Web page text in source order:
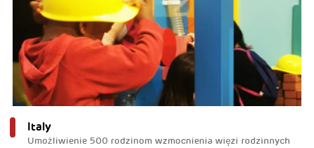
Italy
Umożliwienie 500 rodzinom wzmocnienia więzi rodzinnych